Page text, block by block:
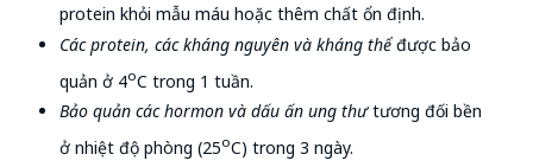
protein khỏi mẫu máu hoặc thêm chất ổn định.
Các protein, các kháng nguyên và kháng thểđược bảo
quản ở 4oC trong 1 tuần.
Bảo quản các hormon và dấu ấn ung thưtương đối bền
ở nhiệt độ phòng (25oC) trong 3 ngày.